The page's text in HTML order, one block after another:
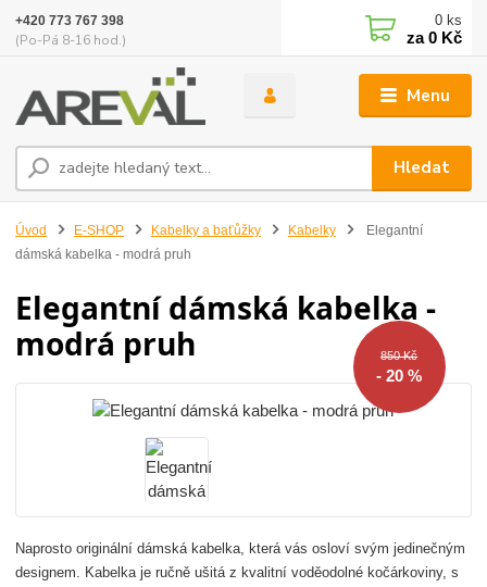
Menu
Hledat
+420 773 767 398
(Po-Pá 8-16 hod.)
0 ks
za0 Kč
Úvod E-SHOP Kabelky a baťůžky Kabelky
Elegantní
dámská kabelka - modrá pruh
Elegantní dámská kabelka -
modrá pruh
850 Kč
- 20 %
Naprosto originální dámská kabelka, která vás osloví svým jedinečným
designem. Kabelka je ručně ušitá z kvalitní voděodolné kočárkoviny, s